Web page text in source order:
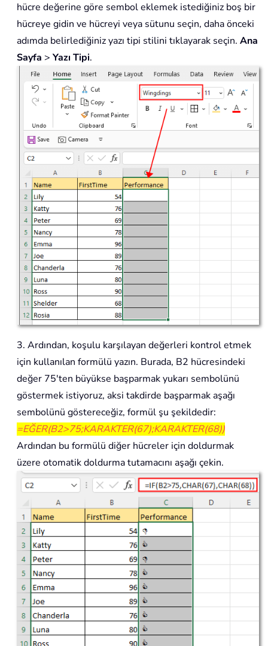
hücre değerine göre sembol eklemek istediğiniz boş bir
hücreye gidin ve hücreyi veya sütunu seçin, daha önceki
adımda belirlediğiniz yazı tipi stilini tıklayarak seçin. Ana
Sayfa > Yazı Tipi.
3. Ardından, koşulu karşılayan değerleri kontrol etmek
için kullanılan formülü yazın. Burada, B2 hücresindeki
değer 75'ten büyükse başparmak yukarı sembolünü
göstermek istiyoruz, aksi takdirde başparmak aşağı
sembolünü göstereceğiz, formül şu şekildedir:
=EĞER(B2>75;KARAKTER(67);KARAKTER(68))
Ardından bu formülü diğer hücreler için doldurmak
üzere otomatik doldurma tutamacını aşağı çekin.